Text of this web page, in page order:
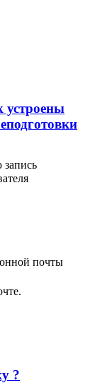
устроены
почты
?